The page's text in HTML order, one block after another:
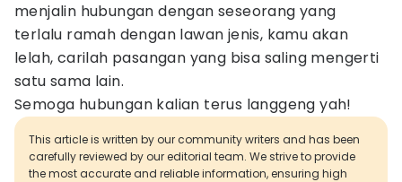
menjalin hubungan dengan seseorang yang
terlalu ramah dengan lawan jenis, kamu akan
lelah, carilah pasangan yang bisa saling mengerti
satu sama lain.
Semoga hubungan kalian terus langgeng yah!
This article is written by our community writers and has been
carefully reviewed by our editorial team. We strive to provide
the most accurate and reliable information, ensuring high